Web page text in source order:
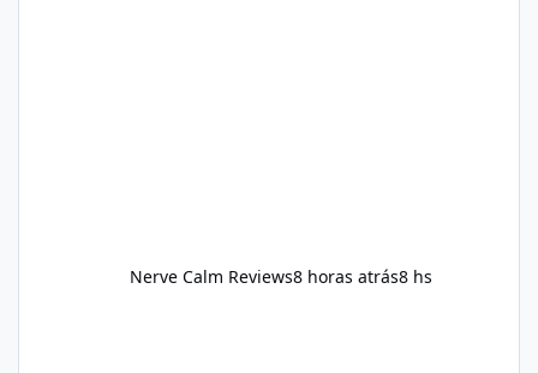
Nerve Calm Reviews8 horas atrás8 hs